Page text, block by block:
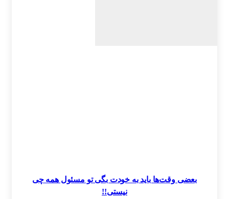
بعضی وقت‌ها باید به خودت بگی تو مسئول همه چی
نیستی!!